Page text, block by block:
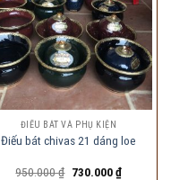
ĐIẾU BÁT VÀ PHỤ KIỆN
Điếu bát chivas 21 dáng loe
950.000₫ Giá
730.000₫Giá